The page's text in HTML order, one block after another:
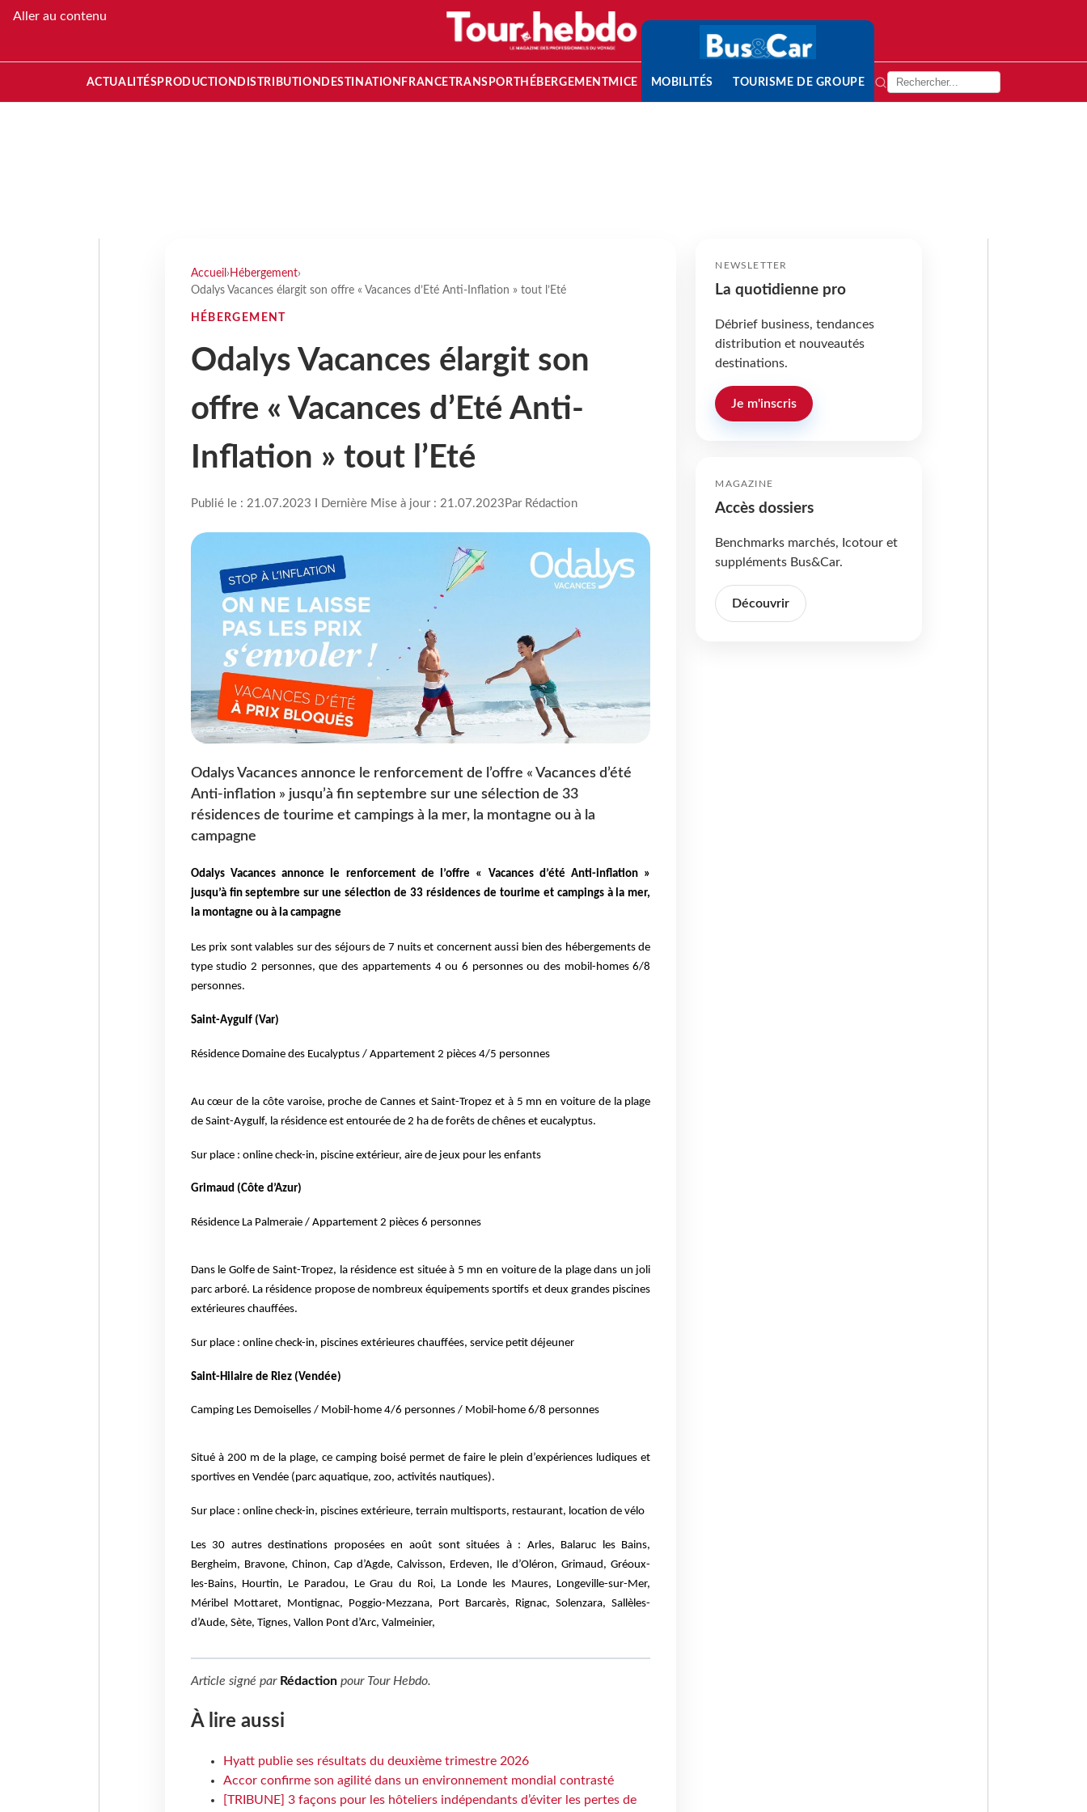
Aller au contenu
ACTUALITÉS PRODUCTION DISTRIBUTION DESTINATION FRANCETRANSPORT HÉBERGEMENTMICE MOBILITÉS TOURISME DE GROUPE
Accueil › Hébergement›
Odalys Vacances élargit son offre « Vacances d’Eté Anti-Inflation » tout l’Eté
HÉBERGEMENT
Odalys Vacances élargit son
offre « Vacances d’Eté Anti-
Inflation » tout l’Eté
Publié le : 21.07.2023 I Dernière Mise à jour : 21.07.2023 Par Rédaction
Odalys Vacances annonce le renforcement de l’offre « Vacances d’été
Anti-inflation » jusqu’à fin septembre sur une sélection de 33
résidences de tourime et campings à la mer, la montagne ou à la
campagne
Odalys Vacances annonce le renforcement de l’offre « Vacances d’été Anti-inflation »
jusqu’à fin septembre sur une sélection de 33 résidences de tourime et campings à la mer,
la montagne ou à la campagne
Les prix sont valables sur des séjours de 7 nuits et concernent aussi bien des hébergements de
type studio 2 personnes, que des appartements 4 ou 6 personnes ou des mobil-homes 6/8
personnes.
Saint-Aygulf (Var)
Résidence Domaine des Eucalyptus / Appartement 2 pièces 4/5 personnes
Au cœur de la côte varoise, proche de Cannes et Saint-Tropez et à 5 mn en voiture de la plage
de Saint-Aygulf, la résidence est entourée de 2 ha de forêts de chênes et eucalyptus.
Sur place : online check-in, piscine extérieur, aire de jeux pour les enfants
Grimaud (Côte d’Azur)
Résidence La Palmeraie / Appartement 2 pièces 6 personnes
Dans le Golfe de Saint-Tropez, la résidence est située à 5 mn en voiture de la plage dans un joli
parc arboré. La résidence propose de nombreux équipements sportifs et deux grandes piscines
extérieures chauffées.
Sur place : online check-in, piscines extérieures chauffées, service petit déjeuner
Saint-Hilaire de Riez (Vendée)
Camping Les Demoiselles / Mobil-home 4/6 personnes / Mobil-home 6/8 personnes
Situé à 200 m de la plage, ce camping boisé permet de faire le plein d’expériences ludiques et
sportives en Vendée (parc aquatique, zoo, activités nautiques).
Sur place : online check-in, piscines extérieure, terrain multisports, restaurant, location de vélo
Les 30 autres destinations proposées en août sont situées à : Arles, Balaruc les Bains,
Bergheim, Bravone, Chinon, Cap d’Agde, Calvisson, Erdeven, Ile d’Oléron, Grimaud, Gréoux-
les-Bains, Hourtin, Le Paradou, Le Grau du Roi, La Londe les Maures, Longeville-sur-Mer,
Méribel Mottaret, Montignac, Poggio-Mezzana, Port Barcarès, Rignac, Solenzara, Sallèles-
d’Aude, Sète, Tignes, Vallon Pont d’Arc, Valmeinier,
Article signé par Rédactionpour Tour Hebdo.
À lire aussi
Hyatt publie ses résultats du deuxième trimestre 2026
Accor confirme son agilité dans un environnement mondial contrasté
[TRIBUNE] 3 façons pour les hôteliers indépendants d’éviter les pertes de
NEWSLETTER
La quotidienne pro
Débrief business, tendances
distribution et nouveautés
destinations.
Je m'inscris
MAGAZINE
Accès dossiers
Benchmarks marchés, Icotour et
suppléments Bus&Car.
Découvrir